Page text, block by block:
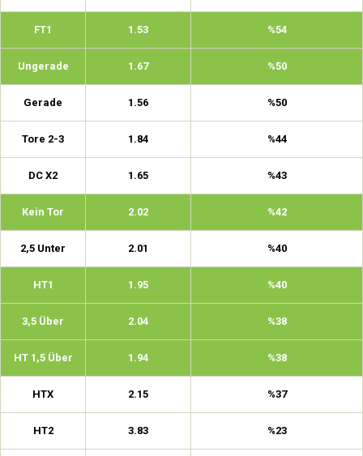
FT1 1.53 %54
Ungerade 1.67 %50
Gerade 1.56 %50
Tore 2-3 1.84 %44
DC X2 1.65 %43
Kein Tor 2.02 %42
2,5 Unter 2.01 %40
HT1 1.95 %40
3,5 Über 2.04 %38
HT 1,5 Über 1.94 %38
HTX 2.15 %37
HT2 3.83 %23